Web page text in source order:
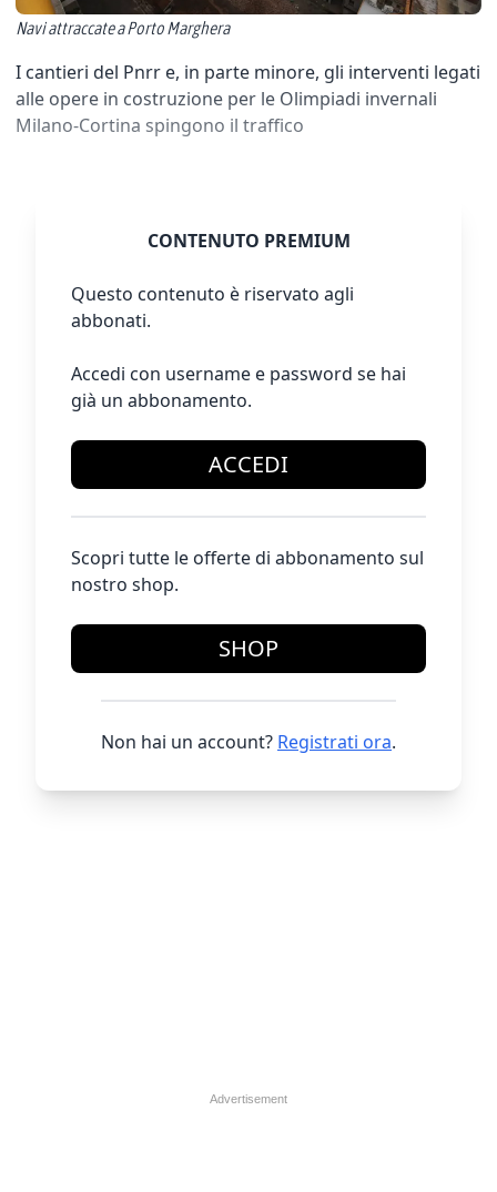
Navi attraccate a Porto Marghera
I cantieri del Pnrr e, in parte minore, gli interventi legati
alle opere in costruzione per le Olimpiadi invernali
Milano-Cortina spingono il traffico
CONTENUTO PREMIUM
Questo contenuto è riservato agli
abbonati.
Accedi con username e password se hai
già un abbonamento.
ACCEDI
Scopri tutte le offerte di abbonamento sul
nostro shop.
SHOP
Non hai un account? Registrati ora.